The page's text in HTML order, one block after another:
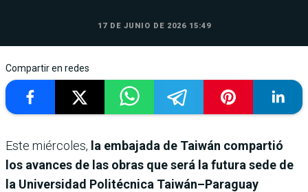
17 DE JUNIO DE 2026 15:49
Compartir en redes
Este miércoles, la embajada de Taiwán compartió
los avances de las obras que será la futura sede de
la Universidad Politécnica Taiwán–Paraguay